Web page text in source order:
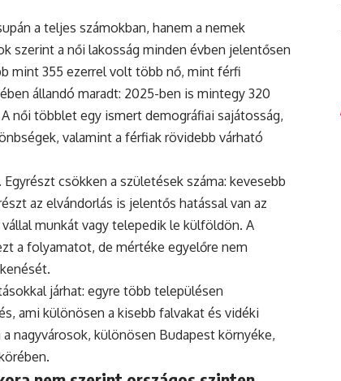
a teljes számokban, hanem a nemek
szerint a női lakosság minden évben jelentősen
mint 355 ezerrel volt több nő, mint férfi
állandó maradt: 2025-ben is mintegy 320
női többlet egy ismert demográfiai sajátosság,
valamint a férfiak rövidebb várható
csökken a születések száma: kevesebb
az elvándorlás is jelentős hatással van az
munkát vagy telepedik le külföldön. A
a folyamatot, de mértéke egyelőre nem
járhat: egyre több településen
ami különösen a kisebb falvakat és vidéki
nagyvárosok, különösen Budapest környéke,